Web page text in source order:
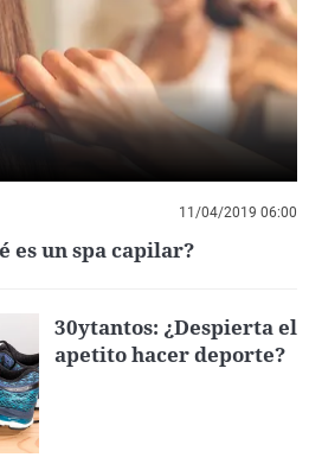
11/04/2019 06:00
es un spa capilar?
30ytantos: ¿Despierta el
apetito hacer deporte?